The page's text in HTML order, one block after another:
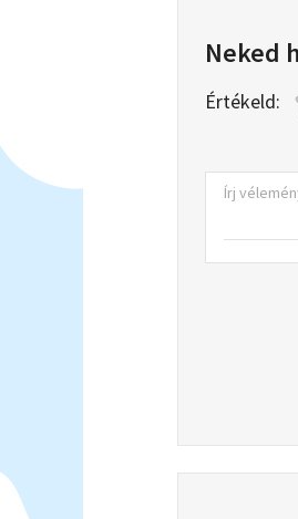
Neked
Értékeld: